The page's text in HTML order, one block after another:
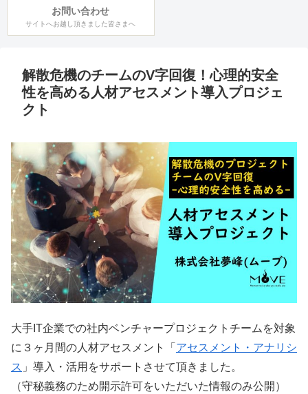
お問い合わせ
サイトへお越し頂きました皆さまへ
解散危機のチームのV字回復！心理的安全
性を高める人材アセスメント導入プロジェ
クト
大手IT企業での社内ベンチャープロジェクトチームを対象
に３ヶ月間の人材アセスメント「 アセスメント・アナリシ
ス 」導入・活用をサポートさせて頂きました。
（守秘義務のため開示許可をいただいた情報のみ公開）